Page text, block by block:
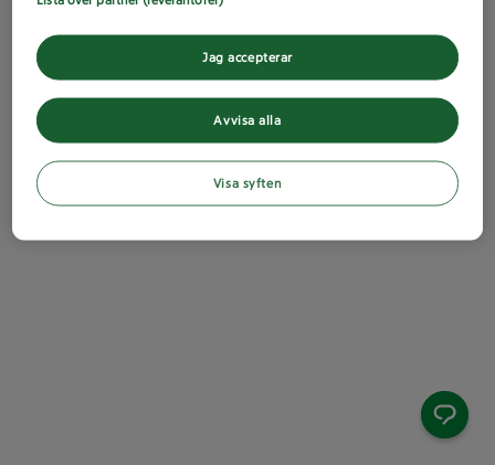
Avvisa alla
Jag accepterar
Visa syften